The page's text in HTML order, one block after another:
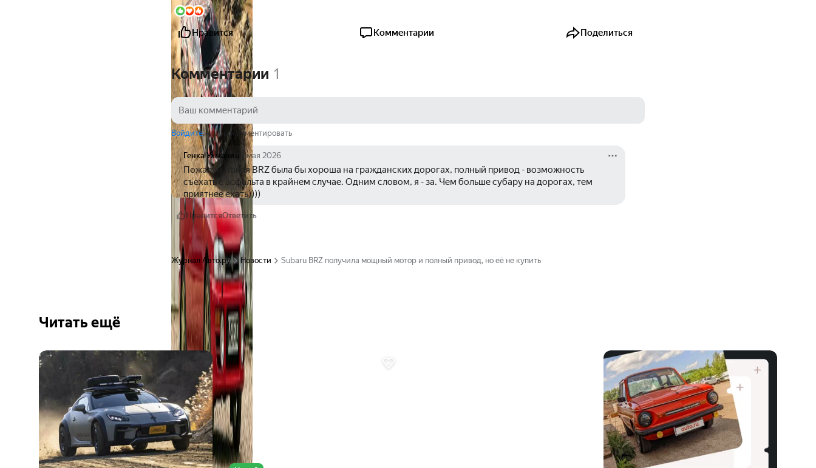
3
Нравится Комментарии Поделиться
Комментарии 1
Войдите, чтобы комментировать
Генка Ухманин 4 мая 2026
Пожалуй, такая BRZ была бы хороша на гражданских дорогах, полный привод - возможность
съехать с асфальта в крайнем случае. Одним словом, я - за. Чем больше субару на дорогах, тем
приятнее ехать))))
НравитсяОтветить
Журнал Авто.ру Новости Subaru BRZ получила мощный мотор и полный привод, но её не купить
Читать ещё
Ещё 6
фото